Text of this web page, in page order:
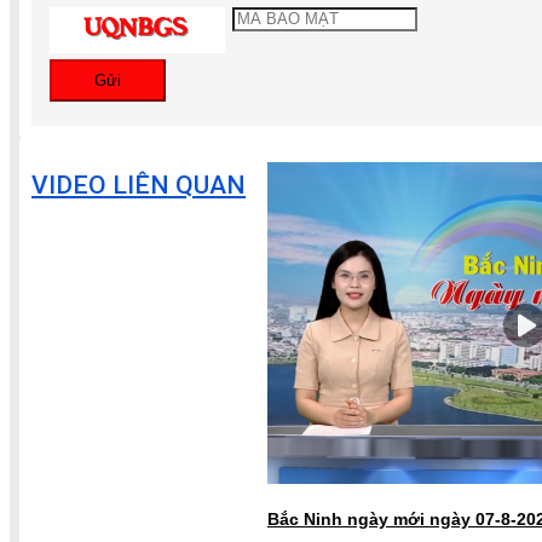
Gửi
VIDEO LIÊN QUAN
Bắc Ninh ngày mới ngày 07-8-